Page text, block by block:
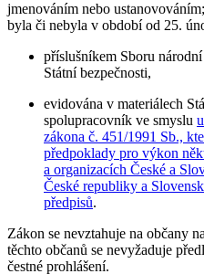
jmenováním nebo
byla či nebyla v období od 25.
příslušníkem Sboru
Státní bezpečnosti,
evidována v materiálech
spolupracovník ve smyslu
zákona č. 451/1991 Sb.,
předpoklady pro výkon
a organizacích České a
České republiky a
předpisů.
Zákon se nevztahuje na občany
těchto občanů se nevyžaduje
čestné prohlášení.